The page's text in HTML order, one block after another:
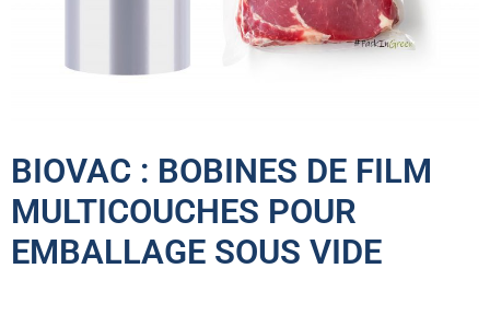
BIOVAC : BOBINES DE FILM
MULTICOUCHES POUR
EMBALLAGE SOUS VIDE